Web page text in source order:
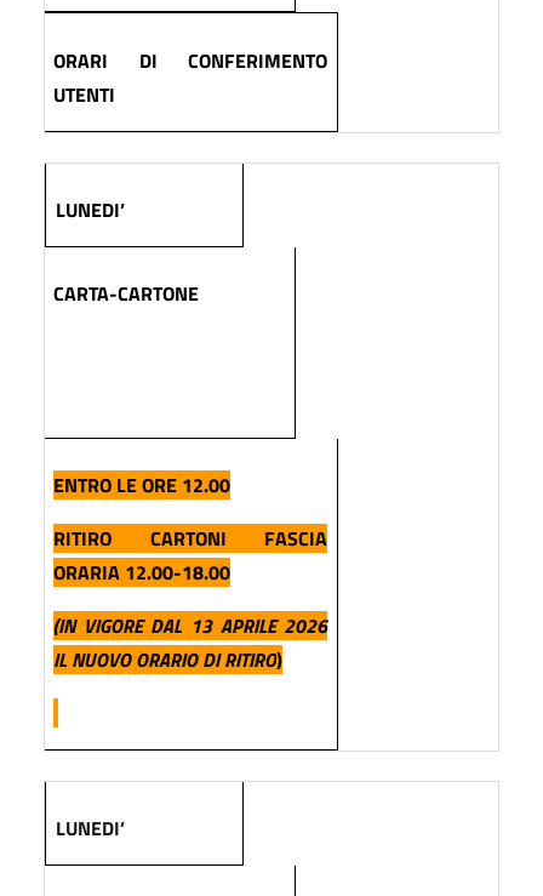
ORARI DI CONFERIMENTO
UTENTI
LUNEDI’
CARTA-CARTONE
ENTRO LE ORE 12.00
RITIRO CARTONI FASCIA
ORARIA 12.00-18.00
(IN VIGORE DAL 13 APRILE 2026
IL NUOVO ORARIO DI RITIRO)
LUNEDI’